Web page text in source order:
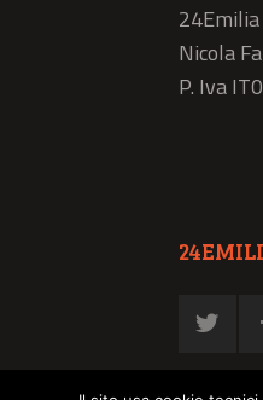
Nicola
P. Iva